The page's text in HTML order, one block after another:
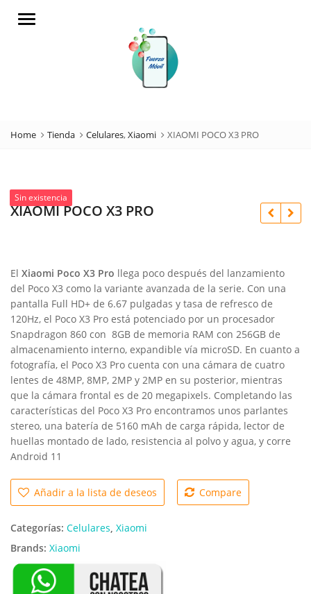
Menu
Home Tienda Celulares,Xiaomi XIAOMI POCO X3 PRO
Sin existencia
XIAOMI POCO X3 PRO
El Xiaomi Poco X3 Pro llega poco después del lanzamiento
del Poco X3 como la variante avanzada de la serie. Con una
pantalla Full HD+ de 6.67 pulgadas y tasa de refresco de
120Hz, el Poco X3 Pro está potenciado por un procesador
Snapdragon 860 con 8GB de memoria RAM con 256GB de
almacenamiento interno, expandible vía microSD. En cuanto a
fotografía, el Poco X3 Pro cuenta con una cámara de cuatro
lentes de 48MP, 8MP, 2MP y 2MP en su posterior, mientras
que la cámara frontal es de 20 megapixels. Completando las
características del Poco X3 Pro encontramos unos parlantes
stereo, una batería de 5160 mAh de carga rápida, lector de
huellas montado de lado, resistencia al polvo y agua, y corre
Android 11
Añadir a la lista de deseos Compare
Categorías: Celulares, Xiaomi
Brands: Xiaomi